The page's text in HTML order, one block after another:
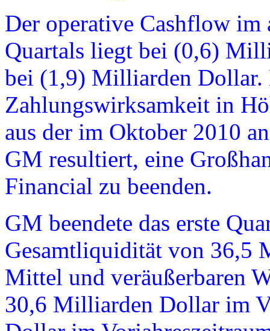
Der operative Cashflow im
Quartals liegt bei (0,6)
bei (1,9) Milliarden Dollar.
Zahlungswirksamkeit in
aus der im Oktober 2010
GM resultiert, eine
Financial zu beenden.
GM beendete das erste
Gesamtliquidität von 36,5
Mittel und veräußerbaren
30,6 Milliarden Dollar im